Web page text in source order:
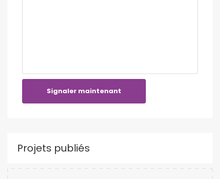
Signaler maintenant
Projets publiés